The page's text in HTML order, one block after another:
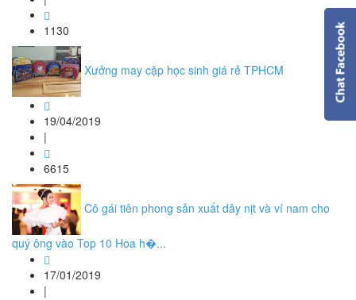
1130
Xưởng may cặp học sinh giá rẻ TPHCM
19/04/2019
|
6615
Cô gái tiên phong sản xuất dây nịt và ví nam cho
quý ông vào Top 10 Hoa h�...
17/01/2019
|